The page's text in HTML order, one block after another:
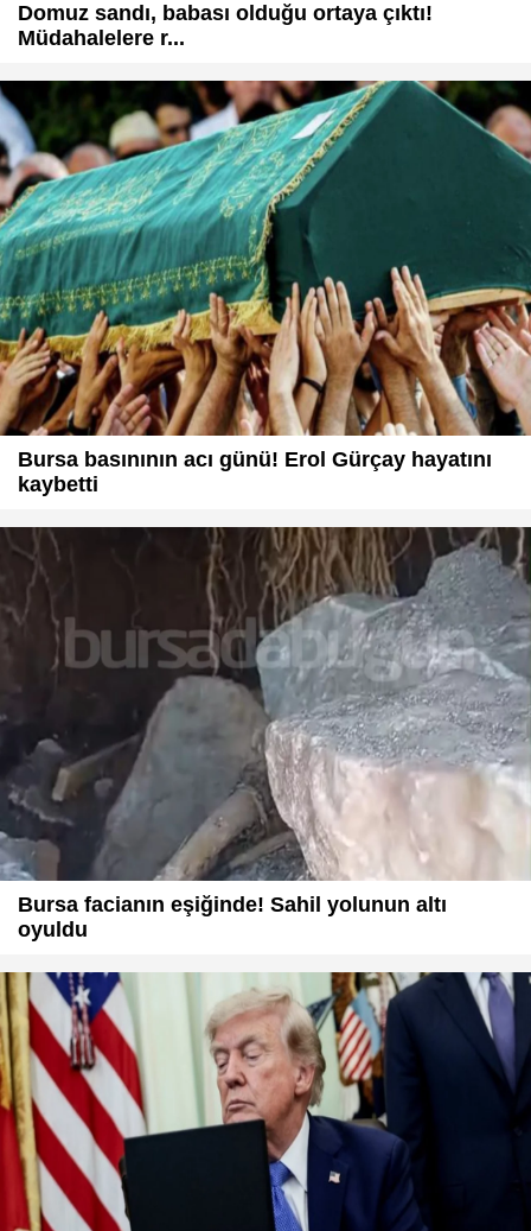
Domuz sandı, babası olduğu ortaya çıktı!
Müdahalelere r...
Bursa basınının acı günü! Erol Gürçay hayatını
kaybetti
Bursa facianın eşiğinde! Sahil yolunun altı
oyuldu